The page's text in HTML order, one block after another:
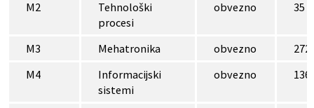
M2
Tehnološki
procesi
obvezno 35
M3 Mehatronika obvezno
272
M4
Informacijski
sistemi
obvezno 136